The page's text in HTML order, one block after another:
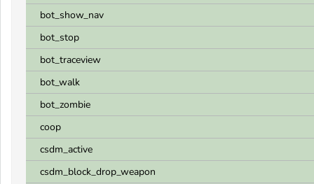
bot_show_nav
bot_stop
bot_traceview
bot_walk
bot_zombie
coop
csdm_active
csdm_block_drop_weapon